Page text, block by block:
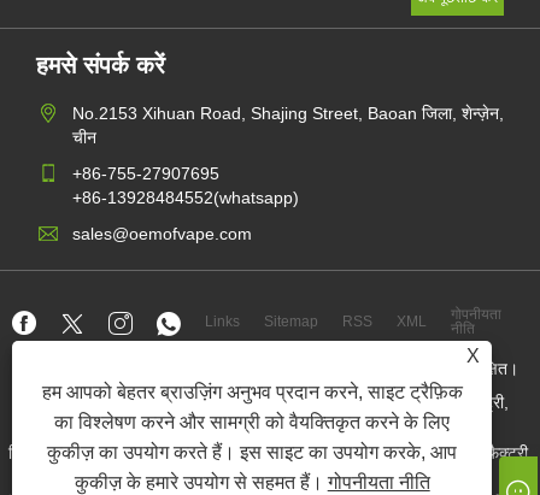
X
हम आपको बेहतर ब्राउज़िंग अनुभव प्रदान करने, साइट ट्रैफ़िक
का विश्लेषण करने और सामग्री को वैयक्तिकृत करने के लिए
कुकीज़ का उपयोग करते हैं। इस साइट का उपयोग करके, आप
कुकीज़ के हमारे उपयोग से सहमत हैं।गोपनीयता नीति
हमसे संपर्क करें
No.2153 Xihuan Road, Shajing Street, Baoan जिला, शेन्ज़ेन,
चीन
+86-755-27907695
+86-13928484552(whatsapp)
sales@oemofvape.com
Links Sitemap RSS XML
गोपनीयता
नीति
कॉपीराइट © 2022 Aplus प्रिसिजन टेक्नोलॉजी कं, लिमिटेड। सर्वाधिकार सुरक्षित।
चीन कारतूस निर्माता, रिप्लेसमेंट पॉड डिवाइस, डिस्पोजेबल वेप, ओईएम वेप फैक्ट्री,
इलेक्ट्रॉनिक सिगरेट
निकोटीन पाउच थोक व्यापारी, निकोटीन पाउच आपूर्तिकर्ता, ओईएम निकोटीन पाउच फैक्टरी,
ओईएम एसएनयूएस फैक्ट्री, निकोटीन पाउच, पूर्व -पॉड डिवाइस,